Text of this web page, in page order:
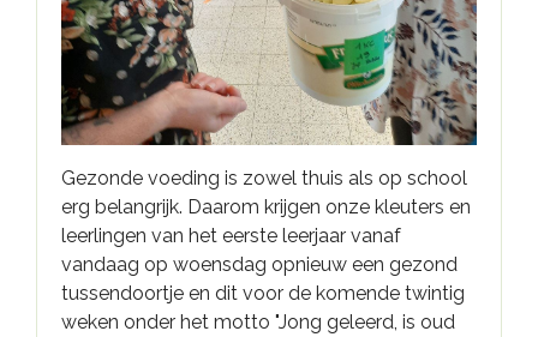
Gezonde voeding is zowel thuis als op school
erg belangrijk. Daarom krijgen onze kleuters en
leerlingen van het eerste leerjaar vanaf
vandaag op woensdag opnieuw een gezond
tussendoortje en dit voor de komende twintig
weken onder het motto "Jong geleerd, is oud